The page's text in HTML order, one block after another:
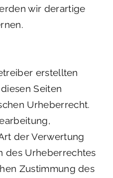
wir derartige
erstellten
Seiten
Urheberrecht.
der Verwertung
des Urheberrechtes
Zustimmung des